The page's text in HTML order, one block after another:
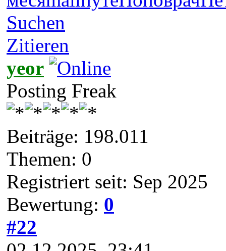
Suchen
Zitieren
yeor
Posting Freak
Beiträge: 198.011
Themen: 0
Registriert seit: Sep 2025
Bewertung: 0
#22